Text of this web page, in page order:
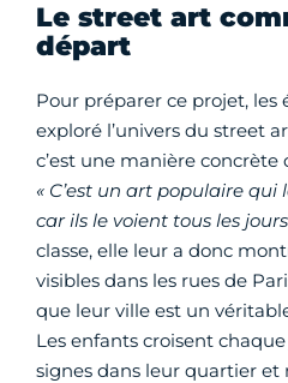
Le street art
départ
Pour préparer ce projet, les
exploré l’univers du street
c’est une manière concrète
« C’est un art populaire
car ils le voient tous les
classe, elle leur a donc
visibles dans les rues de
que leur ville est un
Les enfants croisent
signes dans leur quartier et